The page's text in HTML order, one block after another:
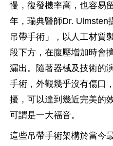
慢，復發機率高，也容易
年，瑞典醫師Dr. Ulmsten
吊帶手術」，以人工材質
段下方，在腹壓增加時會
漏出。隨著器械及技術的
手術，外觀幾乎沒有傷口
擾，可以達到幾近完美的
可謂是一大福音。
這些吊帶手術架構於當今